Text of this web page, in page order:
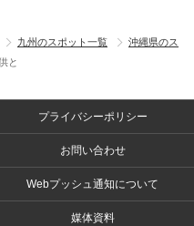
九州のスポット一覧
沖縄県のス
と
プライバシーポリシー
お問い合わせ
Webプッシュ通知について
媒体資料